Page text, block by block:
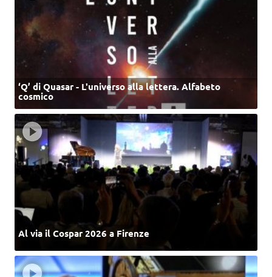
‘Q’ di Quasar - L'universo alla lettera. Alfabeto
cosmico
Al via il Cospar 2026 a Firenze